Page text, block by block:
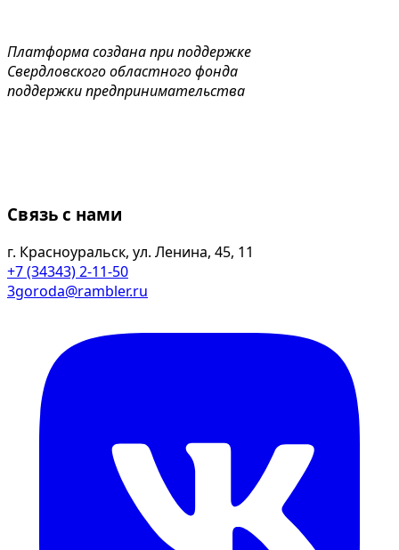
Платформа создана при поддержке
Свердловского областного фонда
поддержки предпринимательства
Связь с нами
г. Красноуральск, ул. Ленина, 45, 11
+7 (34343) 2-11-50
3goroda@rambler.ru